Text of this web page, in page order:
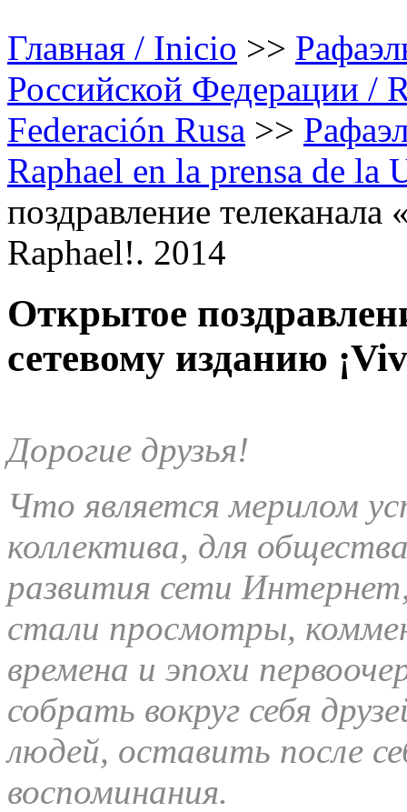
Главная / Inicio >>
Российской Федерации /
Federación Rusa >>
Raphael en la prensa de la
поздравление
Raphael!. 2014
Открытое
сетевому изданию
Дорогие друзья!
Что является мерилом
коллектива, для
развития сети
стали просмотры,
времена и эпохи
собрать вокруг себя
людей, оставить после
воспоминания.